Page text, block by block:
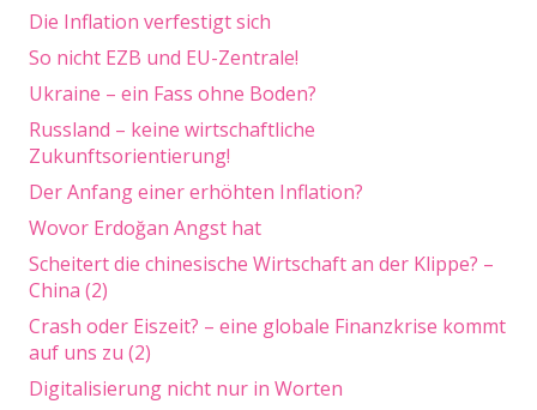
Die Inflation verfestigt sich
So nicht EZB und EU-Zentrale!
Ukraine – ein Fass ohne Boden?
Russland – keine wirtschaftliche
Zukunftsorientierung!
Der Anfang einer erhöhten Inflation?
Wovor Erdoğan Angst hat
Scheitert die chinesische Wirtschaft an der Klippe? –
China (2)
Crash oder Eiszeit? – eine globale Finanzkrise kommt
auf uns zu (2)
Digitalisierung nicht nur in Worten